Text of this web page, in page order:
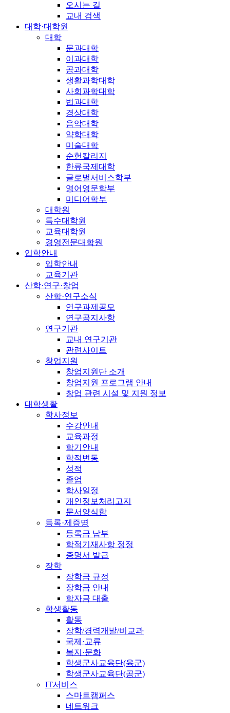
오시는 길
교내 검색
대학·대학원
대학
문과대학
이과대학
공과대학
생활과학대학
사회과학대학
법과대학
경상대학
음악대학
약학대학
미술대학
순헌칼리지
한류국제대학
글로벌서비스학부
영어영문학부
미디어학부
대학원
특수대학원
교육대학원
경영전문대학원
입학안내
입학안내
교육기관
산학·연구·창업
산학·연구소식
연구과제공모
연구공지사항
연구기관
교내 연구기관
관련사이트
창업지원
창업지원단 소개
창업지원 프로그램 안내
창업 관련 시설 및 지원 정보
대학생활
학사정보
수강안내
교육과정
학기안내
학적변동
성적
졸업
학사일정
개인정보처리고지
문서양식함
등록·제증명
등록금 납부
학적기재사항 정정
증명서 발급
장학
장학금 규정
장학금 안내
학자금 대출
학생활동
활동
장학/경력개발/비교과
국제·교류
복지·문화
학생군사교육단(육군)
학생군사교육단(공군)
IT서비스
스마트캠퍼스
네트워크